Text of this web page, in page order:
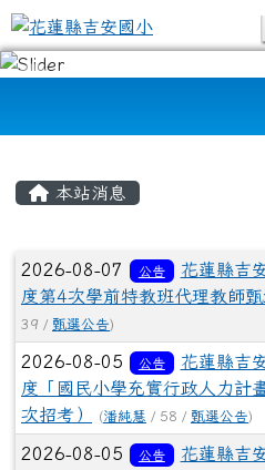
跳至主內容區
花蓮縣吉安國小
本站消息
文章列表
2026-08-07 公告
花蓮縣吉
度第4次學前特教班代理教師
39 / 甄選公告)
2026-08-05 公告
花蓮縣吉
度「國民小學充實行政人力計
次招考）
(潘純慧 / 58 / 甄選公告)
2026-08-05 公告
花蓮縣吉